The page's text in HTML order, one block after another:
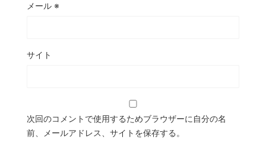
メール ※
サイト
次回のコメントで使用するためブラウザーに自分の名
前、メールアドレス、サイトを保存する。